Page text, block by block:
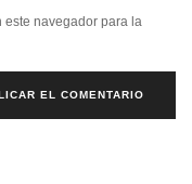
este navegador para la